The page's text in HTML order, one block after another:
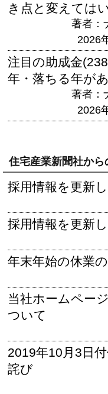
き点と変えては
著者：
2026
注目の助成金
年・落ちる年が
著者：
2026
住宅産業新聞社から
採用情報を更新
採用情報を更新
年末年始の休業
当社ホームペー
ついて
2019年10月3日
詫び